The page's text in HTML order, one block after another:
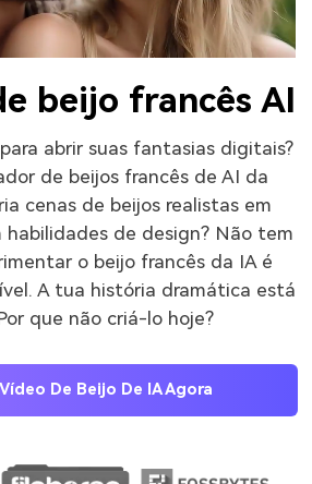
beijo francês AI
abrir suas fantasias digitais?
de beijos francês de AI da
cenas de beijos realistas em
de design? Não tem
o beijo francês da IA é
A tua história dramática está
que não criá-lo hoje?
De Beijo De IA Agora